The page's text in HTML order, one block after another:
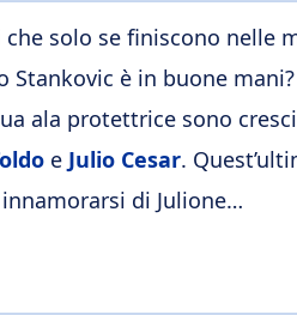
solo se finiscono nelle
è in buone
ala protettrice sono
e Julio Cesar.
di Julione…